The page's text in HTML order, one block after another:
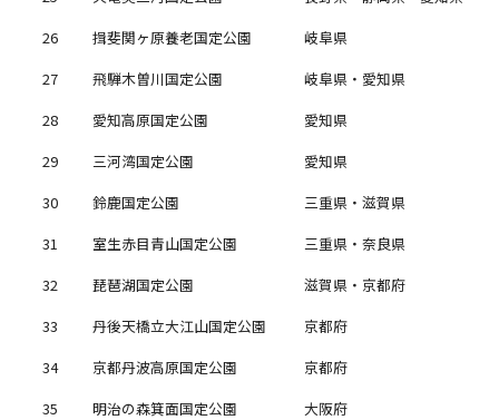
26
揖斐関ヶ原養老国定公園
岐阜県
27
飛騨木曽川国定公園
岐阜県・愛知県
28
愛知高原国定公園
愛知県
29
三河湾国定公園
愛知県
30
鈴鹿国定公園
三重県・滋賀県
31
室生赤目青山国定公園
三重県・奈良県
32
琵琶湖国定公園
滋賀県・京都府
33
丹後天橋立大江山国定公園
京都府
34
京都丹波高原国定公園
京都府
35
明治の森箕面国定公園
大阪府